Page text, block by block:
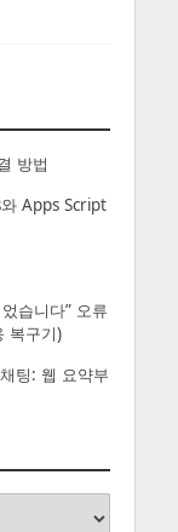
방법
Apps Script
습니다” 오류
복구기)
팅: 웹 요약부